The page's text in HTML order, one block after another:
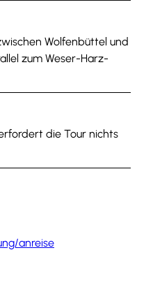
Wolfenbüttel und
zum Weser-Harz-
die Tour nichts
anreise